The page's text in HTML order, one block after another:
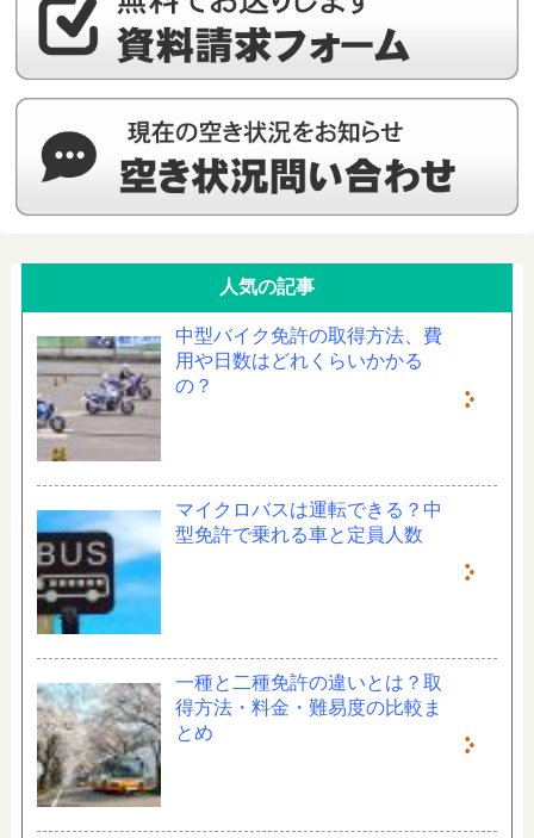
人気の記事
中型バイク免許の取得方法、費
用や日数はどれくらいかかる
の？
マイクロバスは運転できる？中
型免許で乗れる車と定員人数
一種と二種免許の違いとは？取
得方法・料金・難易度の比較ま
とめ